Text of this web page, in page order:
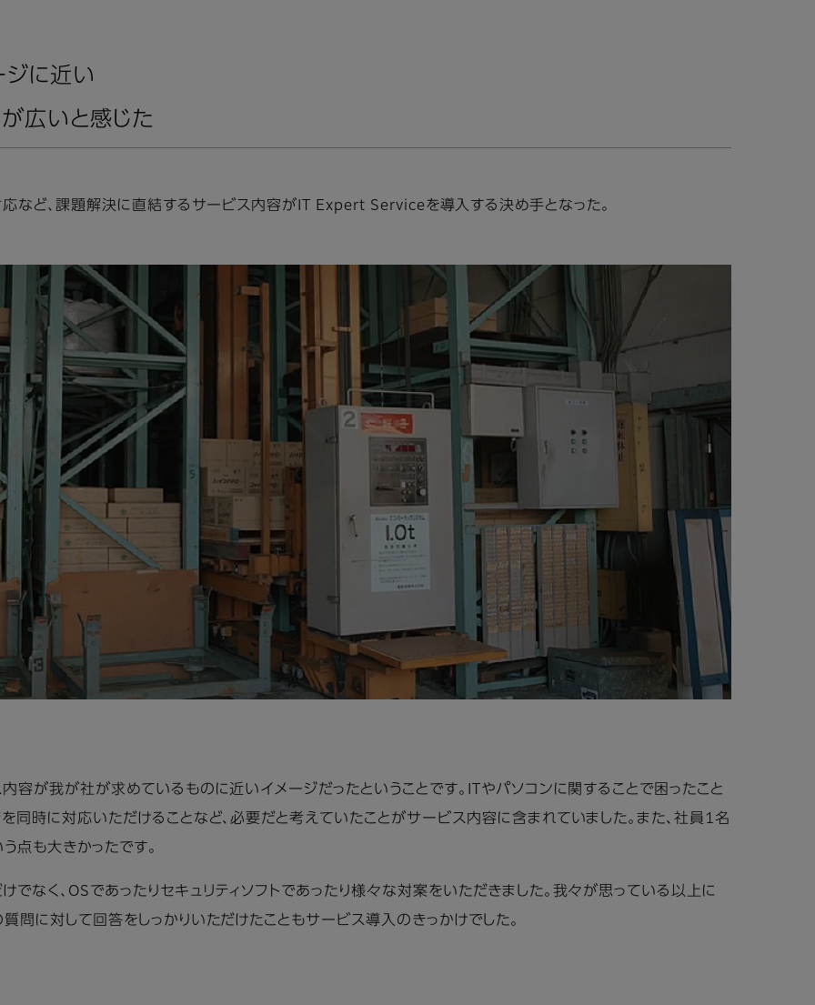
に近い
広いと感じた
など、課題解決に直結するサービス内容がIT Expert Serviceを導入する決め手となった。
容が我が社が求めているものに近いイメージだったということです。ITやパソコンに関することで困ったこと
同時に対応いただけることなど、必要だと考えていたことがサービス内容に含まれていました。また、社員1名
点も大きかったです。
なく、OSであったりセキュリティソフトであったり様々な対案をいただきました。我々が思っている以上に
問に対して回答をしっかりいただけたこともサービス導入のきっかけでした。